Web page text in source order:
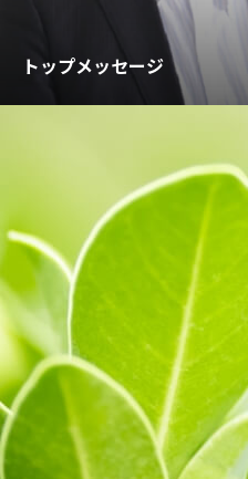
トップメッセージ